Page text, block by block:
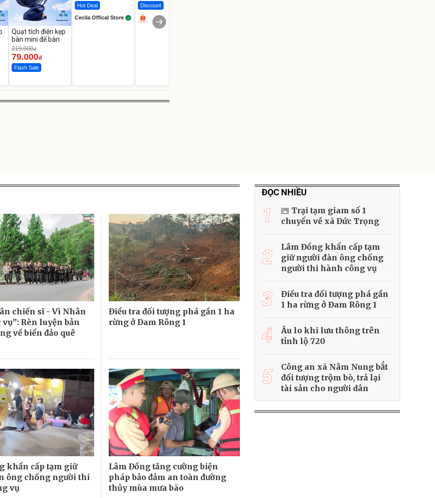
Quạt tích điện kẹp
bàn mini để bàn
219.000đ
79.000đ
Flash Sale
Hot Deal
Cecila Offical Store
Discount
chiến sĩ - Vì Nhân
vụ”: Rèn luyện bản
về biển đảo quê
Điều tra đối tượng phá gần 1 ha
rừng ở Đam Rông 1
khẩn cấp tạm giữ
ông chống người thi
vụ
Lâm Đồng tăng cường biện
pháp bảo đảm an toàn đường
thủy mùa mưa bão
ĐỌC NHIỀU
1
Trại tạm giam số 1
chuyển về xã Đức Trọng
2
Lâm Đồng khẩn cấp tạm
giữ người đàn ông chống
người thi hành công vụ
3
Điều tra đối tượng phá gần
1 ha rừng ở Đam Rông 1
4
Âu lo khi lưu thông trên
tỉnh lộ 720
5
Công an xã Nâm Nung bắt
đối tượng trộm bò, trả lại
tài sản cho người dân